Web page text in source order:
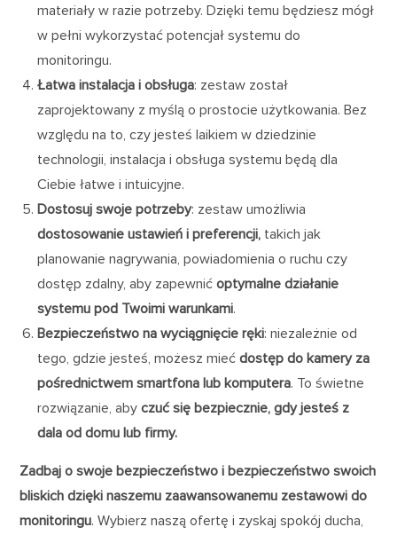
materiały w razie potrzeby. Dzięki temu będziesz mógł
w pełni wykorzystać potencjał systemu do
monitoringu.
Łatwa instalacja i obsługa: zestaw został
zaprojektowany z myślą o prostocie użytkowania. Bez
względu na to, czy jesteś laikiem w dziedzinie
technologii, instalacja i obsługa systemu będą dla
Ciebie łatwe i intuicyjne.
Dostosuj swoje potrzeby: zestaw umożliwia
dostosowanie ustawień i preferencji, takich jak
planowanie nagrywania, powiadomienia o ruchu czy
dostęp zdalny, aby zapewnićoptymalne działanie
systemu pod Twoimi warunkami.
Bezpieczeństwo na wyciągnięcie ręki: niezależnie od
tego, gdzie jesteś, możesz miećdostęp do kamery za
pośrednictwem smartfona lub komputera. To świetne
rozwiązanie, abyczuć się bezpiecznie, gdy jesteś z
dala od domu lub firmy.
Zadbaj o swoje bezpieczeństwo i bezpieczeństwo swoich
bliskich dzięki naszemu zaawansowanemu zestawowi do
monitoringu. Wybierz naszą ofertę i zyskaj spokój ducha,